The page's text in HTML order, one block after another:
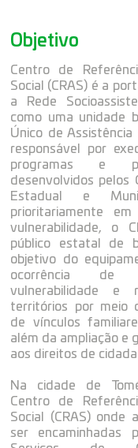
Objetivo
Centro de
Social (CRAS) é a
a Rede
como uma unidade
Único de
responsável por
programas e
desenvolvidos pelos
Estadual e
prioritariamente
vulnerabilidade, o
público estatal de
objetivo do
ocorrência de
vulnerabilidade e
territórios por meio
de vínculos
além da ampliação e
aos direitos de
Na cidade de
Centro de
Social (CRAS) onde
ser